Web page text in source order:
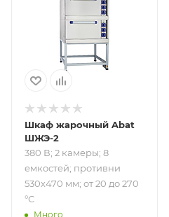
емкостей;
противни 530х470
мм; от 20 до 270
Шкаф жарочный Abat
ШЖЭ-2
380 В; 2 камеры; 8
емкостей; противни
530х470 мм; от 20 до 270
°С
Много